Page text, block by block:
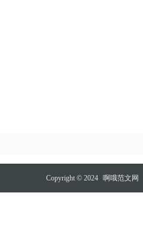
Copyright © 2024 啊哦范文网